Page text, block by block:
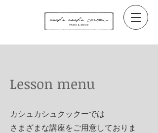
​Lesson menu
カシュカシュクックーでは
さまざまな講座をご用意しておりま